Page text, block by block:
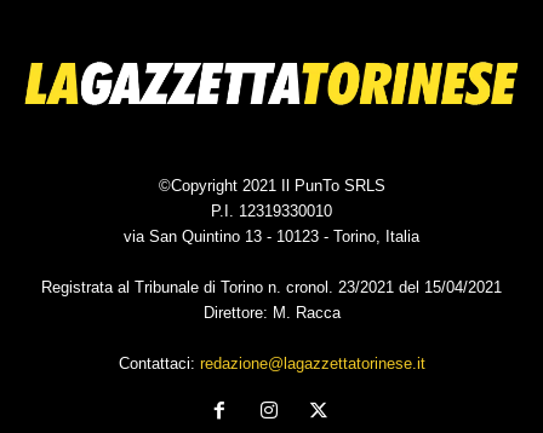
©Copyright 2021 Il PunTo SRLS
P.I. 12319330010
via San Quintino 13 - 10123 - Torino, Italia
Registrata al Tribunale di Torino n. cronol. 23/2021 del 15/04/2021
Direttore: M. Racca
Contattaci: redazione@lagazzettatorinese.it